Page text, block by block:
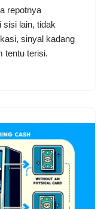
repotnya
sisi lain, tidak
sinyal kadang
tentu terisi.